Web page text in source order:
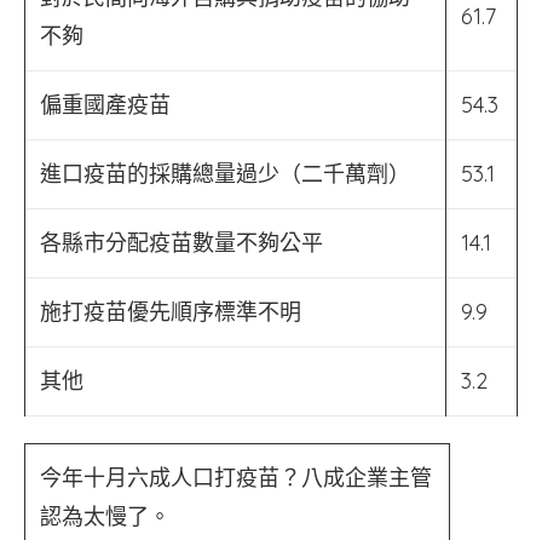
不夠
61.7
偏重國產疫苗 54.3
進口疫苗的採購總量過少（二千萬劑） 53.1
各縣市分配疫苗數量不夠公平 14.1
施打疫苗優先順序標準不明 9.9
其他 3.2
今年十月六成人口打疫苗？八成企業主管
認為太慢了。